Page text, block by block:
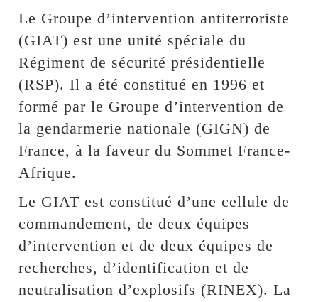
Le Groupe d’intervention antiterroriste
(GIAT) est une unité spéciale du
Régiment de sécurité présidentielle
(RSP). Il a été constitué en 1996 et
formé par le Groupe d’intervention de
la gendarmerie nationale (GIGN) de
France, à la faveur du Sommet France-
Afrique.
Le GIAT est constitué d’une cellule de
commandement, de deux équipes
d’intervention et de deux équipes de
recherches, d’identification et de
neutralisation d’explosifs (RINEX). La